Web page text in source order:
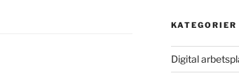
KATEGORIER
Digital